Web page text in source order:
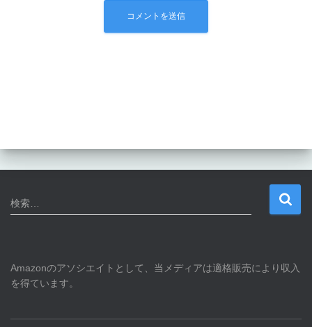
検
索
検索…
Amazonのアソシエイトとして、当メディアは適格販売により収入
を得ています。